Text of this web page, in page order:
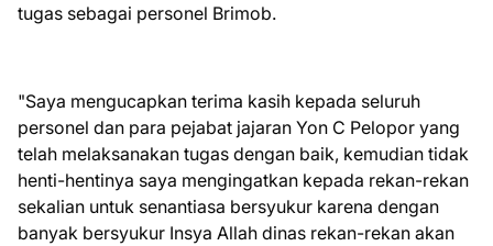
tugas sebagai personel Brimob.
"Saya mengucapkan terima kasih kepada seluruh
personel dan para pejabat jajaran Yon C Pelopor yang
telah melaksanakan tugas dengan baik, kemudian tidak
henti-hentinya saya mengingatkan kepada rekan-rekan
sekalian untuk senantiasa bersyukur karena dengan
banyak bersyukur Insya Allah dinas rekan-rekan akan